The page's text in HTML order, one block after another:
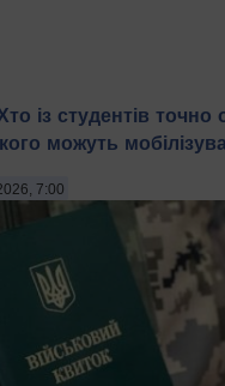
із студентів точно
можуть
7:00